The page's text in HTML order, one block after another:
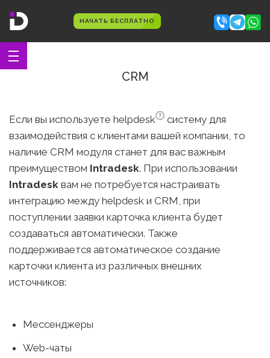
НАЧАТЬ БЕСПЛАТНО
CRM
Если вы используете helpdesk
систему для
взаимодействия с клиентами вашей компании, то
наличие CRM модуля станет для вас важным
преимуществом Intradesk. При использовании
Intradesk вам не потребуется настраивать
интеграцию между helpdesk и CRM, при
поступлении заявки карточка клиента будет
создаваться автоматически. Также
поддерживается автоматическое создание
карточки клиента из различных внешних
источников:
Мессенджеры
Web-чаты